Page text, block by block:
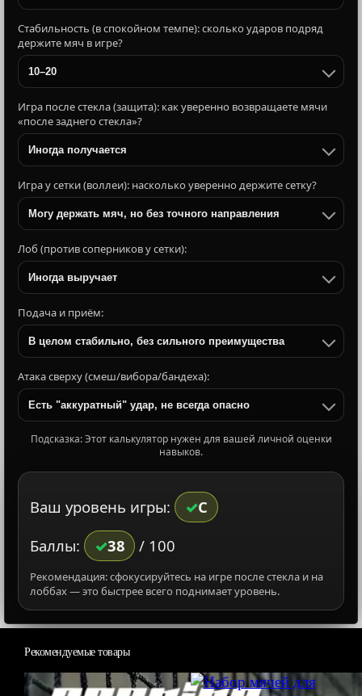
Стабильность (в спокойном темпе): сколько ударов подряд
держите мяч в игре?
10–20
Игра после стекла (защита): как уверенно возвращаете мячи
«после заднего стекла»?
Иногда получается
Игра у сетки (воллеи): насколько уверенно держите сетку?
Могу держать мяч, но без точного направления
Лоб (против соперников у сетки):
Иногда выручает
Подача и приём:
В целом стабильно, без сильного преимущества
Атака сверху (смеш/вибора/бандеха):
Есть "аккуратный" удар, не всегда опасно
Подсказка: Этот калькулятор нужен для вашей личной оценки
навыков.
Ваш уровень игры:
C
Баллы:
38 / 100
Рекомендация: сфокусируйтесь на игре после стекла и на
лоббах — это быстрее всего поднимает уровень.
Рекомендуемые товары